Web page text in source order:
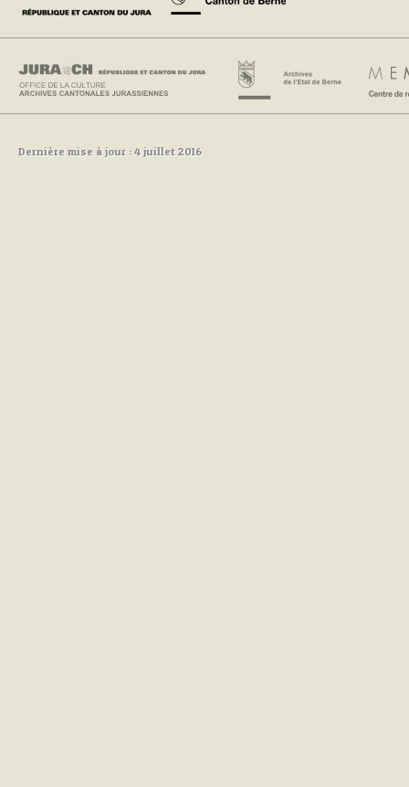
Dernière mise à jour : 4 juillet 2016